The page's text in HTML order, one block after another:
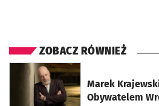
ZOBACZ RÓWNIEŻ
Marek
Obywatelem
otworzy się w nowej karcie